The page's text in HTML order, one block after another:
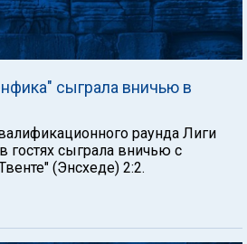
сыграла вничью в
раунда Лиги
гостях сыграла вничью с
(Энсхеде) 2:2.